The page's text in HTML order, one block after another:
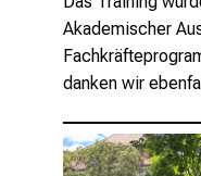
Akademischer
danken wir